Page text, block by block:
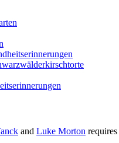
and Luke Morton requires